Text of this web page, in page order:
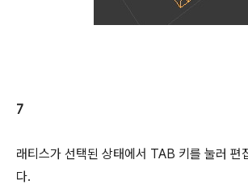
7
래티스가 선택된 상태에서 TAB 키를 눌러 편
다.